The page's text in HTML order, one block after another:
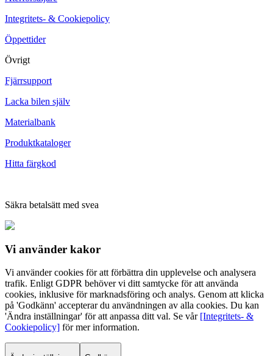
Integritets- & Cookiepolicy
Öppettider
Övrigt
Fjärrsupport
Lacka bilen själv
Materialbank
Produktkataloger
Hitta färgkod
Säkra betalsätt med svea
Vi använder kakor
Vi använder cookies för att förbättra din upplevelse och analysera
trafik. Enligt GDPR behöver vi ditt samtycke för att använda
cookies, inklusive för marknadsföring och analys. Genom att klicka
på 'Godkänn' accepterar du användningen av alla cookies. Du kan
'Ändra inställningar' för att anpassa ditt val. Se vår [Integritets- &
Cookiepolicy] för mer information.